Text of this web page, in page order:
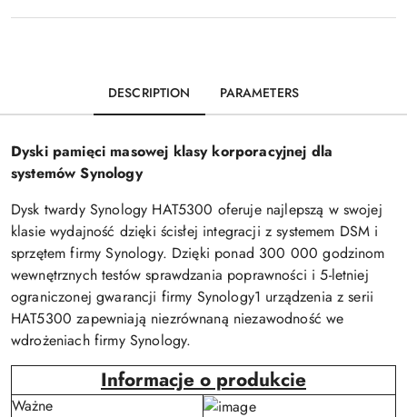
DESCRIPTION PARAMETERS
Dyski pamięci masowej klasy korporacyjnej dla
systemów Synology
Dysk twardy Synology HAT5300 oferuje najlepszą w swojej
klasie wydajność dzięki ścisłej integracji z systemem DSM i
sprzętem firmy Synology. Dzięki ponad 300 000 godzinom
wewnętrznych testów sprawdzania poprawności i 5-letniej
ograniczonej gwarancji firmy Synology1 urządzenia z serii
HAT5300 zapewniają niezrównaną niezawodność we
wdrożeniach firmy Synology.
Informacje o produkcie
Ważne